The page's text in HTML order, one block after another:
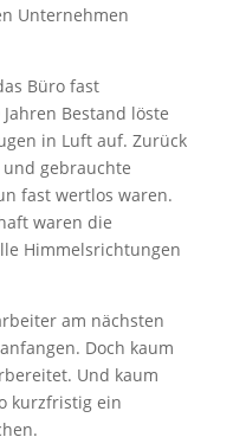
Unternehmen
Büro fast
Bestand löste
in Luft auf. Zurück
gebrauchte
fast wertlos waren.
waren die
Himmelsrichtungen
am nächsten
Doch kaum
Und kaum
kurzfristig ein